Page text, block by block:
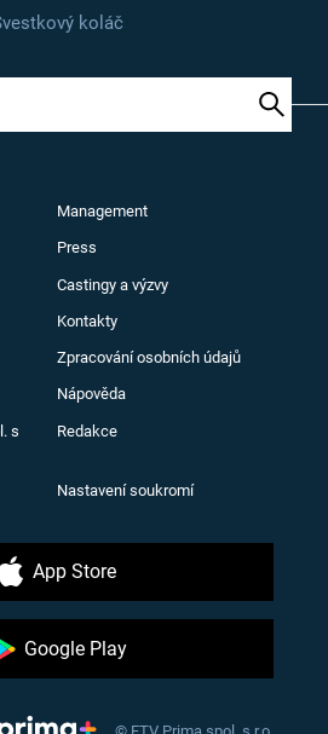
koláč
Management
Press
Castingy a výzvy
Kontakty
Zpracování osobních údajů
Nápověda
s
Redakce
Nastavení soukromí
App Store
Google Play